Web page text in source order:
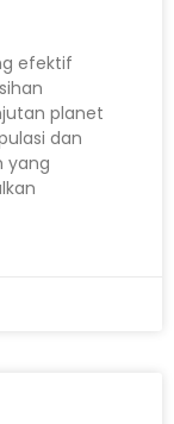
efektif
planet
dan
yang